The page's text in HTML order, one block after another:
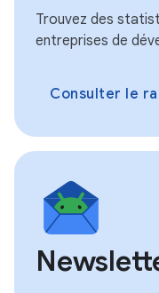
Trouvez des
entreprises de
Consulter le